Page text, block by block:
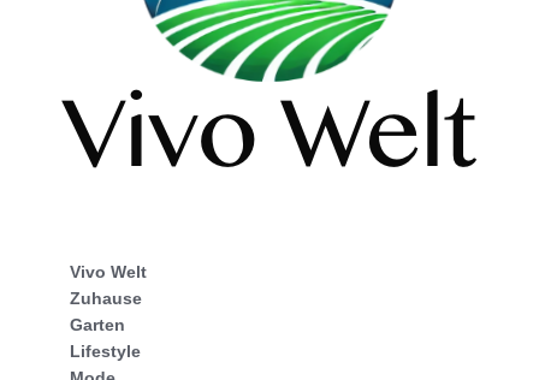
Vivo Welt
Zuhause
Garten
Lifestyle